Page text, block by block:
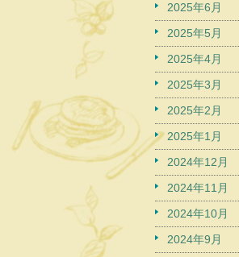
2025年6月
2025年5月
2025年4月
2025年3月
2025年2月
2025年1月
2024年12月
2024年11月
2024年10月
2024年9月